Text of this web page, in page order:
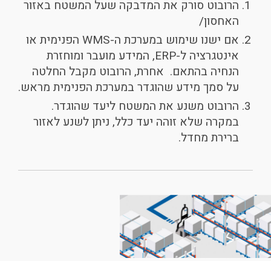
הרובוט סורק את המדבקה שעל המשטח באזור
האחסון/
אם ישנו שימוש במערכת ה-WMS הפנימית או
אינטגרציה ל-ERP, המידע מועבר ומוחזרת
הנחיה בהתאם. אחרת, הרובוט מקבל החלטה
על סמך מידע שהוגדר במערכת הפנימית מראש.
הרובוט משנע את המשטח ליעד שהוגדר.
במקרה שלא זוהה יעד כלל, ניתן לשנע לאזור
ברירת מחדל.